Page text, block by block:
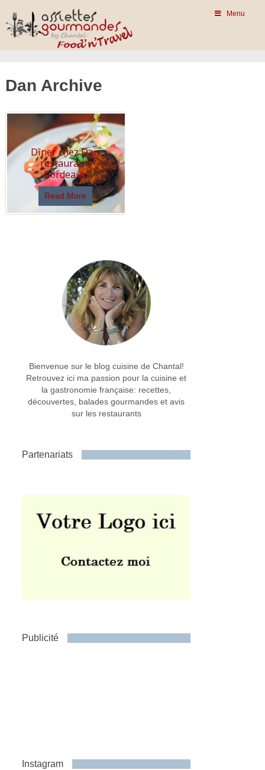
Menu
Dan Archive
Dîner chez Dan
restaurant,
Bordeaux
Read More
Bienvenue sur le blog cuisine de Chantal!
Retrouvez ici ma passion pour la cuisine et
la gastronomie française: recettes,
découvertes, balades gourmandes et avis
sur les restaurants
Partenariats
Publicité
Instagram